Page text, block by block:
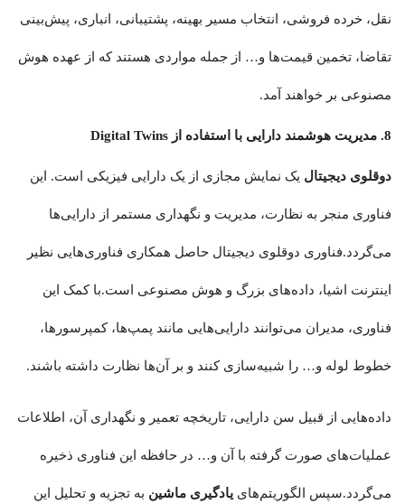
نقل، خرده فروشی، انتخاب مسیر بهینه، پشتیبانی، انباری، پیش‌بینی
تقاضا، تخمین قیمت‌ها و… از جمله مواردی هستند که از عهده هوش
مصنوعی بر خواهند آمد.
8. مدیریت هوشمند دارایی با استفاده از Digital Twins
دوقلوی دیجیتال یک نمایش مجازی از یک دارایی فیزیکی است. این
فناوری منجر به نظارت، مدیریت و نگهداری مستمر از دارایی‌ها
می‌گردد.فناوری دوقلوی دیجیتال حاصل همکاری فناوری‌هایی نظیر
اینترنت اشیا، داده‌های بزرگ و هوش مصنوعی است.با کمک این
فناوری، مدیران می‌توانند دارایی‌هایی مانند پمپ‌ها، کمپرسورها،
خطوط لوله و… را شبیه‌سازی کنند و بر آن‌ها نظارت داشته باشند.
داده‌هایی از قبیل سن دارایی، تاریخچه تعمیر و نگهداری آن، اطلاعات
عملیات‌های صورت گرفته با آن و… در حافظه این فناوری ذخیره
می‌گردد.سپس الگوریتم‌های یادگیری ماشین به تجزیه و تحلیل این